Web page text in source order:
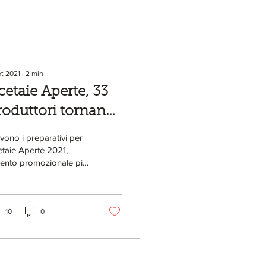
2021 ∙ 2 min
Aperte, 33
tornano
in
i preparativi per
Aperte 2021,
promozionale più
10 0